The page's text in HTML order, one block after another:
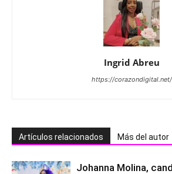
Ingrid Abreu
https://corazondigital.net/
Artículos relacionados Más del autor
Johanna Molina,